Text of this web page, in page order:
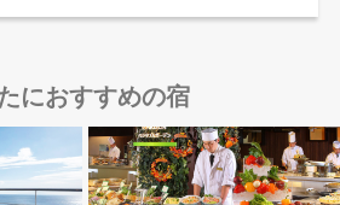
におすすめの宿